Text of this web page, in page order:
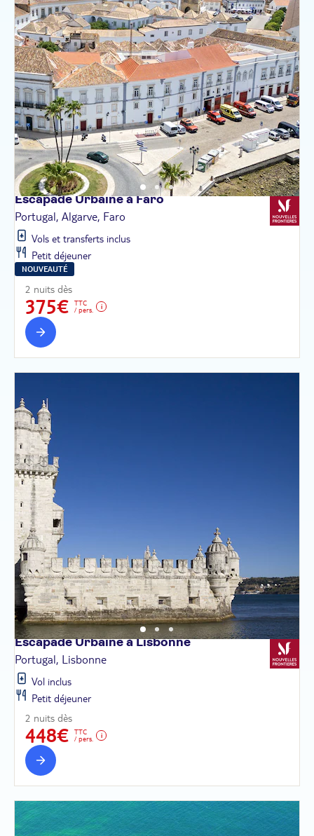
Escapade Urbaine àFaro
Portugal, Algarve, Faro
Vols et transferts inclus
Petit déjeuner
NOUVEAUTÉ
2 nuits dès
375€
TTC
/ pers.
Escapade Urbaine àLisbonne
Portugal, Lisbonne
Vol inclus
Petit déjeuner
2 nuits dès
448€
TTC
/ pers.